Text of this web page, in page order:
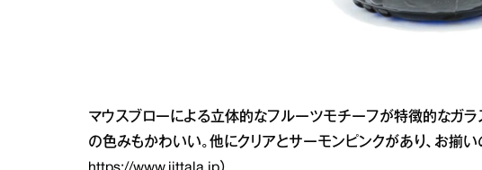
マウスブローによる立体的なフルーツモチーフが特徴的なガラ
の色みもかわいい。他にクリアとサーモンピンクがあり、お揃